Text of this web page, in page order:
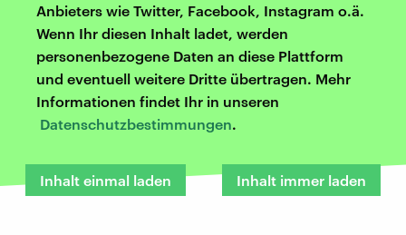
Anbieters wie Twitter, Facebook, Instagram o.ä.
Wenn Ihr diesen Inhalt ladet, werden
personenbezogene Daten an diese Plattform
und eventuell weitere Dritte übertragen. Mehr
Informationen findet Ihr in unseren
Datenschutzbestimmungen.
Inhalt einmal laden Inhalt immer laden